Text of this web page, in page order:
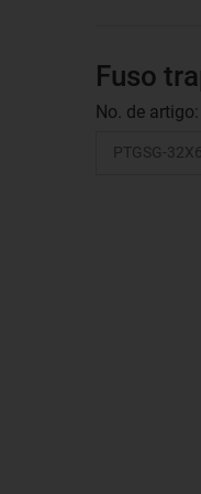
Fuso
No. de artigo: